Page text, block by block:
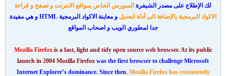
لك الإطلاع على مصدر الشيفرة السورس الخاص بمواقع الانترنت و تصفح و قراءة
الاكواد البرمجية بالإضافة الى أداة لتعديل
و معاينة الاكواد البرمجية HTML و هي مفيدة
جدا لمطوري الويب و اصحاب المواقع
Mozilla Firefox is a fast, light and tidy open source web browser. At its public
launch in 2004 Mozilla Firefox was the first browser to challenge Microsoft
Internet Explorer’s dominance. Since then, Mozilla Firefox has consistently